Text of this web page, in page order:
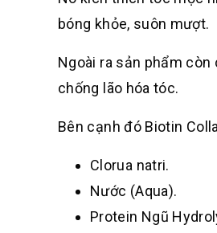
bóng khỏe, suôn mượt.
Ngoài ra sản phẩm
chống lão hóa tóc.
Bên cạnh đó Biotin
Clorua natri.
Nước (Aqua).
Protein Ngũ